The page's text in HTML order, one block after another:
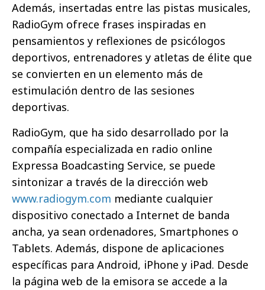
Además, insertadas entre las pistas musicales,
RadioGym ofrece frases inspiradas en
pensamientos y reflexiones de psicólogos
deportivos, entrenadores y atletas de élite que
se convierten en un elemento más de
estimulación dentro de las sesiones
deportivas.
RadioGym, que ha sido desarrollado por la
compañía especializada en radio online
Expressa Boadcasting Service, se puede
sintonizar a través de la dirección web
www.radiogym.com mediante cualquier
dispositivo conectado a Internet de banda
ancha, ya sean ordenadores, Smartphones o
Tablets. Además, dispone de aplicaciones
específicas para Android, iPhone y iPad. Desde
la página web de la emisora se accede a la